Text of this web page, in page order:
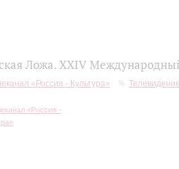
Ложа. XXIV
«Россия - Культура»